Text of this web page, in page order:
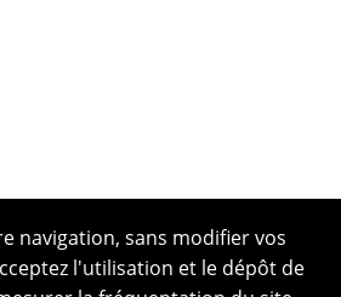
navigation, sans modifier vos
l'utilisation et le dépôt de